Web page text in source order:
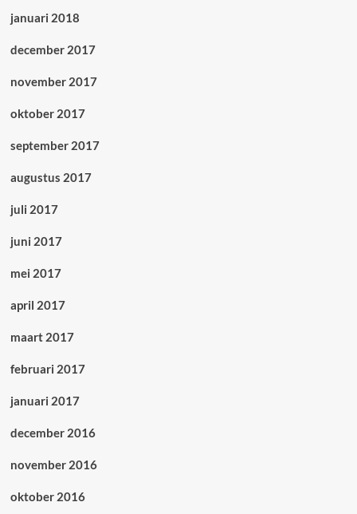
januari 2018
december 2017
november 2017
oktober 2017
september 2017
augustus 2017
juli 2017
juni 2017
mei 2017
april 2017
maart 2017
februari 2017
januari 2017
december 2016
november 2016
oktober 2016